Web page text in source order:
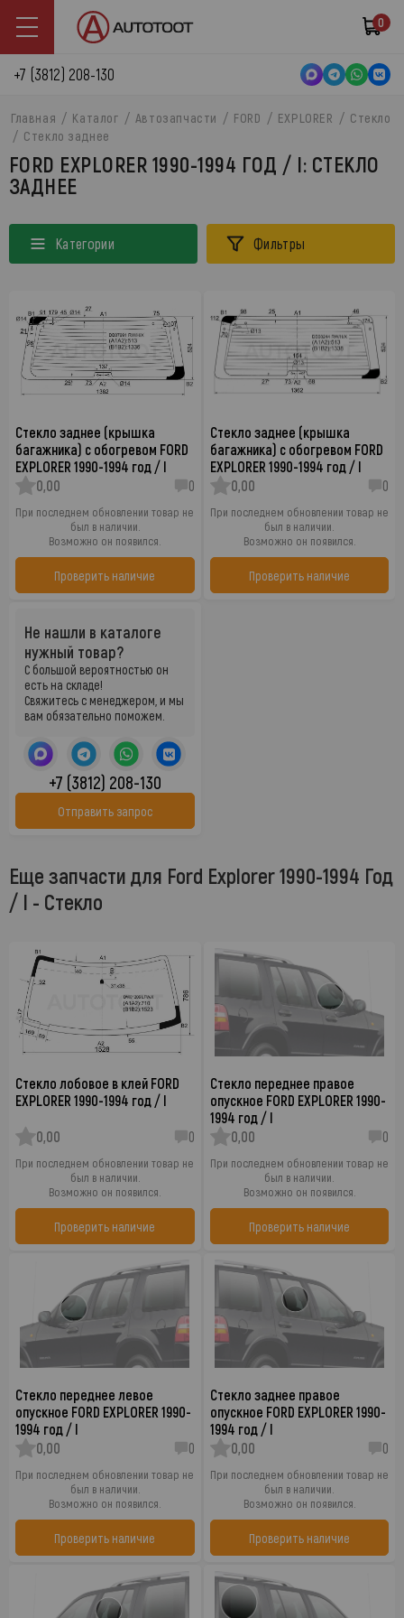
0
+7 (3812) 208-130
Главная Каталог Автозапчасти FORD EXPLORER
Стекло
Стекло заднее
FORD EXPLORER 1990-1994 ГОД / I: СТЕКЛО
ЗАДНЕЕ
Категории Фильтры
Стекло заднее (крышка
багажника) с обогревом FORD
EXPLORER 1990-1994 год / I
0,00
0
При последнем обновлении товар не
был в наличии.
Возможно он появился.
Проверить наличие
Стекло заднее (крышка
багажника) с обогревом FORD
EXPLORER 1990-1994 год / I
0,00
0
При последнем обновлении товар не
был в наличии.
Возможно он появился.
Проверить наличие
Не нашли в каталоге
нужный товар?
С большой вероятностью он
есть на складе!
Свяжитесь с менеджером, и мы
вам обязательно поможем.
+7 (3812) 208-130
Отправить запрос
Еще запчасти для Ford Explorer 1990-1994 Год
/ I - Стекло
Стекло лобовое в клей FORD
EXPLORER 1990-1994 год / I
0,00 0
При последнем обновлении товар не
был в наличии.
Возможно он появился.
Проверить наличие
Стекло переднее правое
опускное FORD EXPLORER 1990-
1994 год / I
0,00
0
При последнем обновлении товар не
был в наличии.
Возможно он появился.
Проверить наличие
Стекло переднее левое
опускное FORD EXPLORER 1990-
1994 год / I
0,00
0
При последнем обновлении товар не
был в наличии.
Возможно он появился.
Проверить наличие
Стекло заднее правое
опускное FORD EXPLORER 1990-
1994 год / I
0,00
0
При последнем обновлении товар не
был в наличии.
Возможно он появился.
Проверить наличие